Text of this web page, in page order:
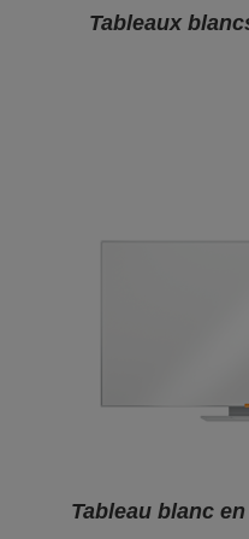
Tableaux
Tableau blanc